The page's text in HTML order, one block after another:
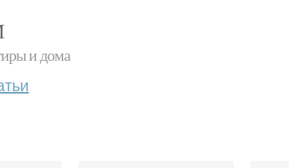
и дома